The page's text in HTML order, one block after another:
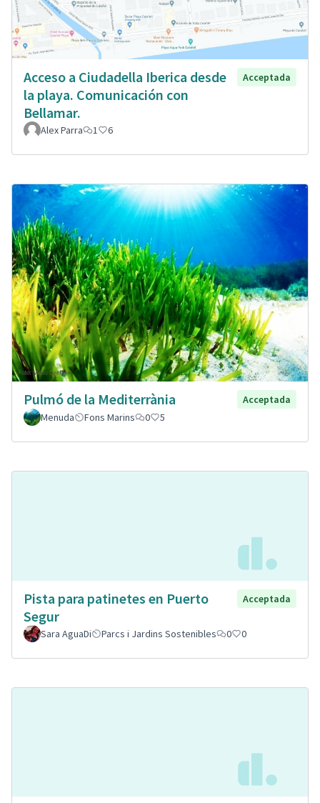
Acceso a Ciudadella Iberica desde
la playa. Comunicación con
Bellamar.
Acceptada
Alex Parra 1 6
Pulmó de la Mediterrània
Acceptada
Menuda
Fons Marins 0 5
Pista para patinetes en Puerto
Segur
Acceptada
Sara AguaDi Parcs i Jardins Sostenibles 0 0